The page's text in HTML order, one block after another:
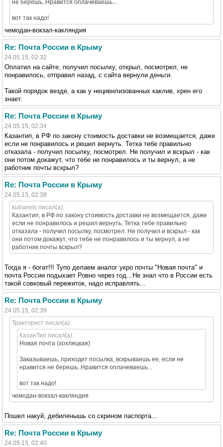
не берешь..Нравится оплачеваешь...
вот так надо!
чемодан-вокзал-какляндия
Re: Почта России в Крыму
24.05.15, 02:32
Оплатил на сайте, получил посылку, открыл, посмотрел, не
понравилось, отправил назад, с сайта вернули деньги.
Такой порядок везде, а как у нецивилизованных каклив, хрен его
знает.
Re: Почта России в Крыму
24.05.15, 02:34
Казантип, в РФ по закону стоимость доставки не возмещается, даже
если не понравилось и решил вернуть. Тетка тебе правильно
отказала - получил посылку, посмотрел. Не получил и вскрыл - как
они потом докажут, что тебе не понравилось и ты вернул, а не
работник почты вскрыл?
Re: Почта России в Крыму
24.05.15, 02:38
kubanets писал(а):
Казантип, в РФ по закону стоимость доставки не возмещается, даже
если не понравилось и решил вернуть. Тетка тебе правильно
отказала - получил посылку, посмотрел. Не получил и вскрыл - как
они потом докажут, что тебе не понравилось и ты вернул, а не
работник почты вскрыл?
Тогда я - богат!!! Тупо делаем аналог укро почты "Новая почта" и
почта России подыхает Ровно через год...Не знал что в России есть
такой совковый пережиток, надо исправлять...
Re: Почта России в Крыму
24.05.15, 02:39
Тракторист писал(а):
КазанТип писал(а):
Новая почта (хохляцкая)
Заказываешь, приходит посылка, вскрываешь ее, если не
нравится не берешь..Нравится оплачеваешь...
вот так надо!
чемодан-вокзал-какляндия
Пошел накуй, дебиленышь со скрином паспорта...
Re: Почта России в Крыму
24.05.15, 02:40